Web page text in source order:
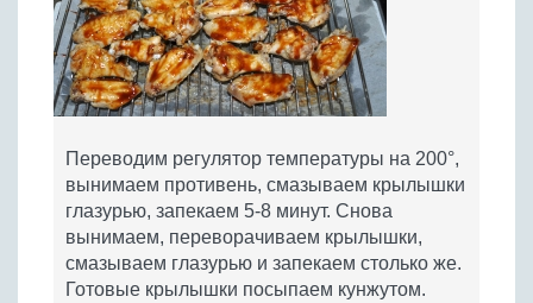
Переводим регулятор температуры на 200°,
вынимаем противень, смазываем крылышки
глазурью, запекаем 5-8 минут. Снова
вынимаем, переворачиваем крылышки,
смазываем глазурью и запекаем столько же.
Готовые крылышки посыпаем кунжутом.